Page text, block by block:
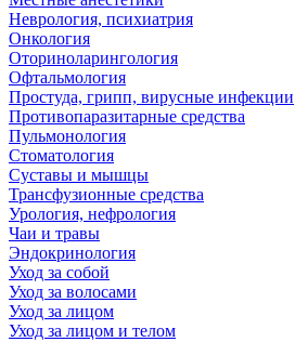
Неврология, психиатрия
Онкология
Оториноларингология
Офтальмология
Простуда, грипп, вирусные инфекции
Противопаразитарные средства
Пульмонология
Стоматология
Суставы и мышцы
Трансфузионные средства
Урология, нефрология
Чаи и травы
Эндокринология
Уход за собой
Уход за волосами
Уход за лицом
Уход за лицом и телом